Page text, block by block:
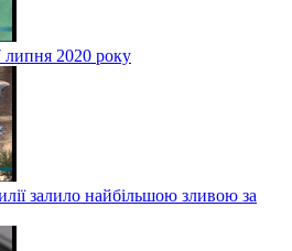
липня 2020 року
залило найбільшою зливою за